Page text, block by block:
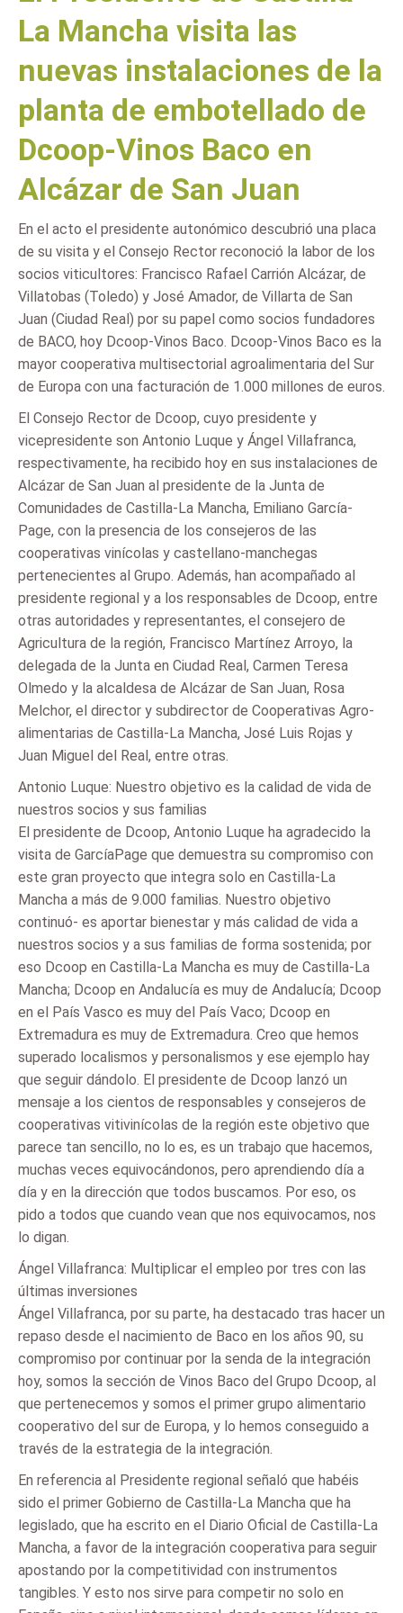
La Mancha visita las
nuevas instalaciones de la
planta de embotellado de
Dcoop-Vinos Baco en
Alcázar de San Juan
En el acto el presidente autonómico descubrió una placa
de su visita y el Consejo Rector reconoció la labor de los
socios viticultores: Francisco Rafael Carrión Alcázar, de
Villatobas (Toledo) y José Amador, de Villarta de San
Juan (Ciudad Real) por su papel como socios fundadores
de BACO, hoy Dcoop-Vinos Baco. Dcoop-Vinos Baco es la
mayor cooperativa multisectorial agroalimentaria del Sur
de Europa con una facturación de 1.000 millones de euros.
El Consejo Rector de Dcoop, cuyo presidente y
vicepresidente son Antonio Luque y Ángel Villafranca,
respectivamente, ha recibido hoy en sus instalaciones de
Alcázar de San Juan al presidente de la Junta de
Comunidades de Castilla-La Mancha, Emiliano García-
Page, con la presencia de los consejeros de las
cooperativas vinícolas y castellano-manchegas
pertenecientes al Grupo. Además, han acompañado al
presidente regional y a los responsables de Dcoop, entre
otras autoridades y representantes, el consejero de
Agricultura de la región, Francisco Martínez Arroyo, la
delegada de la Junta en Ciudad Real, Carmen Teresa
Olmedo y la alcaldesa de Alcázar de San Juan, Rosa
Melchor, el director y subdirector de Cooperativas Agro-
alimentarias de Castilla-La Mancha, José Luis Rojas y
Juan Miguel del Real, entre otras.
Antonio Luque: Nuestro objetivo es la calidad de vida de
nuestros socios y sus familias
El presidente de Dcoop, Antonio Luque ha agradecido la
visita de GarcíaPage que demuestra su compromiso con
este gran proyecto que integra solo en Castilla-La
Mancha a más de 9.000 familias. Nuestro objetivo
continuó- es aportar bienestar y más calidad de vida a
nuestros socios y a sus familias de forma sostenida; por
eso Dcoop en Castilla-La Mancha es muy de Castilla-La
Mancha; Dcoop en Andalucía es muy de Andalucía; Dcoop
en el País Vasco es muy del País Vaco; Dcoop en
Extremadura es muy de Extremadura. Creo que hemos
superado localismos y personalismos y ese ejemplo hay
que seguir dándolo. El presidente de Dcoop lanzó un
mensaje a los cientos de responsables y consejeros de
cooperativas vitivinícolas de la región este objetivo que
parece tan sencillo, no lo es, es un trabajo que hacemos,
muchas veces equivocándonos, pero aprendiendo día a
día y en la dirección que todos buscamos. Por eso, os
pido a todos que cuando vean que nos equivocamos, nos
lo digan.
Ángel Villafranca: Multiplicar el empleo por tres con las
últimas inversiones
Ángel Villafranca, por su parte, ha destacado tras hacer un
repaso desde el nacimiento de Baco en los años 90, su
compromiso por continuar por la senda de la integración
hoy, somos la sección de Vinos Baco del Grupo Dcoop, al
que pertenecemos y somos el primer grupo alimentario
cooperativo del sur de Europa, y lo hemos conseguido a
través de la estrategia de la integración.
En referencia al Presidente regional señaló que habéis
sido el primer Gobierno de Castilla-La Mancha que ha
legislado, que ha escrito en el Diario Oficial de Castilla-La
Mancha, a favor de la integración cooperativa para seguir
apostando por la competitividad con instrumentos
tangibles. Y esto nos sirve para competir no solo en